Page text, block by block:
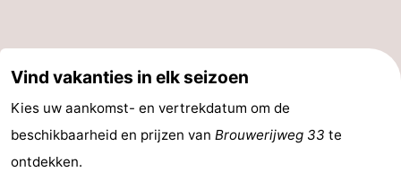
Walcherse
bos
Dishoek
-
Vlissingen
-
Middelburg
Zeeuws-
Vind vakanties in elk seizoen
Kies uw aankomst- en vertrekdatum om de
beschikbaarheid en prijzen van Brouwerijweg 33 te
ontdekken.